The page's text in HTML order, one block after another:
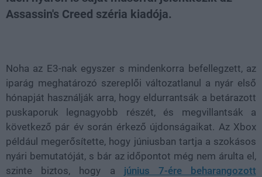
Assassin's Creed széria kiadója.
Noha az E3-nak egyszer s mindenkorra befellegzett, az
iparág meghatározó szereplői változatlanul a nyár első
hónapját használják arra, hogy eldurrantsák a betárazott
puskaporuk legnagyobb részét, és megvillantsák a
következő pár év során érkező újdonságaikat. Az Xbox
például megerősítette, hogy júniusban tartja a szokásos
nyári bemutatóját, s bár az időpontot még nem árulta el,
szinte biztos, hogy a június 7-ére beharangozott